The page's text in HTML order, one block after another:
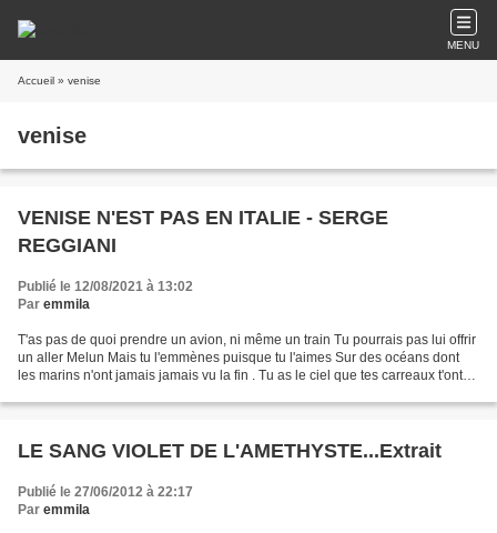
MENU
Accueil » venise
venise
VENISE N'EST PAS EN ITALIE - SERGE
REGGIANI
Publié le 12/08/2021 à 13:02
Par emmila
T'as pas de quoi prendre un avion, ni même un train Tu pourrais pas lui offrir
un aller Melun Mais tu l'emmènes puisque tu l'aimes Sur des océans dont
les marins n'ont jamais jamais vu la fin . Tu as le ciel que tes carreaux t'ont
LE SANG VIOLET DE L'AMETHYSTE...Extrait
Publié le 27/06/2012 à 22:17
Par emmila